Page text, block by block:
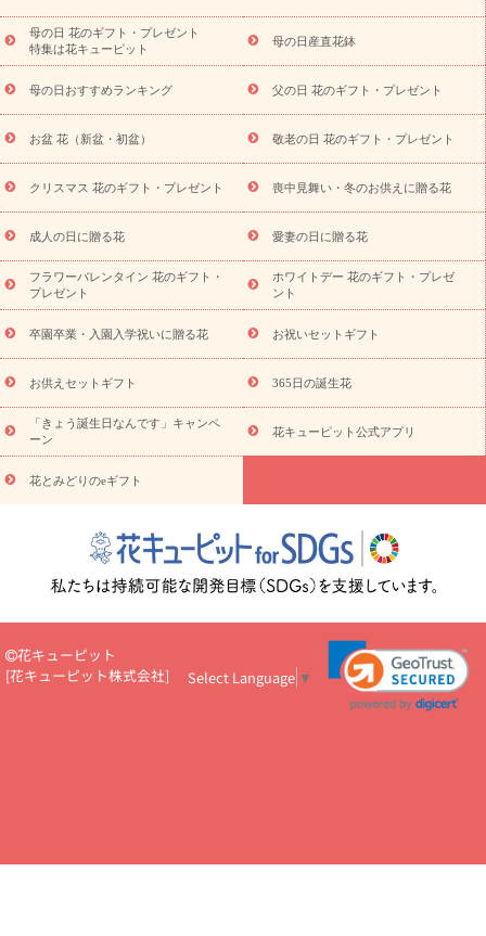
念日
結婚祝い 出産祝い 退院祝い・快気祝い
寿祝い
プチギフト ペットのお祝いフラワー
お供え・お悔やみの花
四十九日法要以降に贈る花
通夜・葬儀
ワー
ペットのお供えフラワー お盆（新盆・初盆）
その他
お祝い返し
お見舞い お取り寄せギフト ビジネス用
ご自宅
用
観葉植物 ミディ胡蝶蘭 プリザーブドフラワー
スタイル
から探す
え・お悔やみ
胡蝶蘭・花鉢
ミディ胡蝶蘭・お祝い
ミディ胡蝶蘭・お供え
世界初の青色胡蝶蘭 観葉植物
観葉植
物
産直多肉植物 プリザーブドフラワー お祝い
お供え・お
悔やみ
花とセットギフト セミオーダー
プチギフト
（hanamore -ハナモア-）
花とみどりのeギフト
トのeGfit
カラー ピンク イエローオレンジ レッド
お花の
種類
バラ ユリ トルコキキョウ 予算から探す
お祝い・3000円～ お祝い・4000円～ お祝い・5000円～
お
祝い・7000円～ お祝い・10000円～ お供え・お悔やみ
え・お悔やみ・3000円～ お供え・お悔やみ・5000円～
お供
え・お悔やみ・7000円～
注目されている記事 365日の誕生花カレンダー
いのマナー
定年退職祝いのマナー
お祝いを贈るときのマナー・
花キューピットのお祝いコラム一覧
誕生日のお花を「色
彩心理学」で選ぶ方法
結婚祝いの予算相場
出産祝いお役立ち情
報
転職祝いのマナー基礎知識
ペットのお祝いワンポイントアド
お見舞いのマナーとル
ール
新築引っ越し祝いコラム お祝い花のマナー総まとめ
職
場上司や先輩へ贈るお祝い花の正解は？
開店祝いの花 選び方ガイ
あり)
花キューピット×専門家
CO2排出量削減 / SDGsを考える
母の日 花のギフト・プレゼント
特集は花キューピット
母の日産直花鉢
母の日おすすめランキング 父の日 花のギフト・プレゼント
お盆 花（新盆・初盆） 敬老の日 花のギフト・プレゼント
クリスマス 花のギフト・プレゼント 喪中見舞い・冬のお供えに贈る花
成人の日に贈る花 愛妻の日に贈る花
フラワーバレンタイン 花のギフト・
プレゼント
ホワイトデー 花のギフト・プレゼ
ント
卒園卒業・入園入学祝いに贈る花 お祝いセットギフト
お供えセットギフト 365日の誕生花
「きょう誕生日なんです」キャンペ
ーン
花キューピット公式アプリ
花とみどりのeギフト
花キューピット
[花キューピット株式会社] Select Language ▼